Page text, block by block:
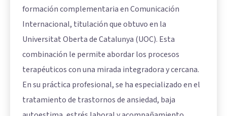
formación complementaria en Comunicación
Internacional, titulación que obtuvo en la
Universitat Oberta de Catalunya (UOC). Esta
combinación le permite abordar los procesos
terapéuticos con una mirada integradora y cercana.
En su práctica profesional, se ha especializado en el
tratamiento de trastornos de ansiedad, baja